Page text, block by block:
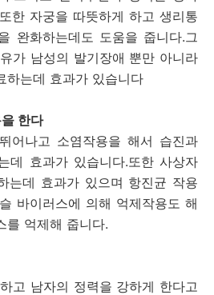
한 자궁을 따뜻하게 하고 생리통
완화하는데도 도움을 줍니다.그
가 남성의 발기장애 뿐만 아니라
하는데 효과가 있습니다
한다
어나고 소염작용을 해서 습진과
데 효과가 있습니다.또한 사상자
는데 효과가 있으며 항진균 작용
바이러스에 의해 억제작용도 해
를 억제해 줍니다.
고 남자의 정력을 강하게 한다고